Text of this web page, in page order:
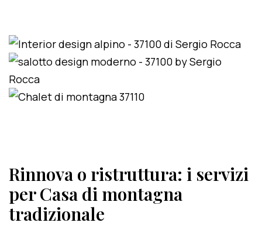
Rinnova o ristruttura: i servizi
per Casa di montagna
tradizionale